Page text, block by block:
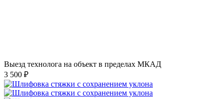
Выезд технолога на объект в пределах МКАД
3 500 ₽